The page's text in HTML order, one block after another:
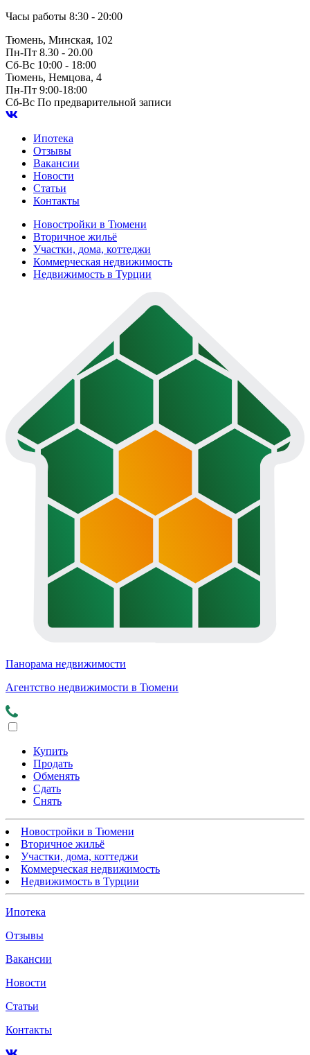
Часы работы 8:30 - 20:00
Тюмень, Минская, 102
Пн-Пт 8.30 - 20.00
Сб-Вс 10:00 - 18:00
Тюмень, Немцова, 4
Пн-Пт 9:00-18:00
Сб-Вс По предварительной записи
Ипотека
Отзывы
Вакансии
Новости
Статьи
Контакты
Новостройки в Тюмени
Вторичное жильё
Участки, дома, коттеджи
Коммерческая недвижимость
Недвижимость в Турции
Панорама недвижимости
Агентство недвижимости в Тюмени
Купить
Продать
Обменять
Сдать
Снять
Новостройки в Тюмени
Вторичное жильё
Участки, дома, коттеджи
Коммерческая недвижимость
Недвижимость в Турции
Ипотека
Отзывы
Вакансии
Новости
Статьи
Контакты